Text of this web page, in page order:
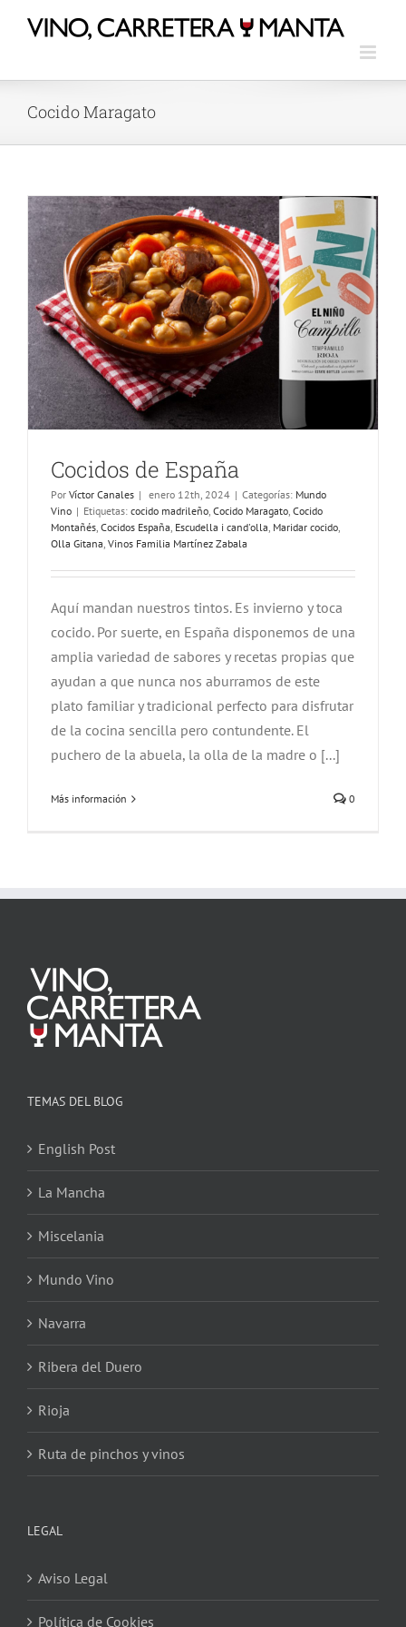
Cocido Maragato
Cocidos de España
Por Víctor Canales | enero 12th, 2024 | Categorías: Mundo
Vino | Etiquetas: cocido madrileño, Cocido Maragato, Cocido
Montañés, Cocidos España, Escudella i cand'olla, Maridar cocido,
Olla Gitana, Vinos Familia Martínez Zabala
Aquí mandan nuestros tintos. Es invierno y toca
cocido. Por suerte, en España disponemos de una
amplia variedad de sabores y recetas propias que
ayudan a que nunca nos aburramos de este
plato familiar y tradicional perfecto para disfrutar
de la cocina sencilla pero contundente. El
puchero de la abuela, la olla de la madre o [...]
Más información 0
TEMAS DEL BLOG
English Post
La Mancha
Miscelania
Mundo Vino
Navarra
Ribera del Duero
Rioja
Ruta de pinchos y vinos
LEGAL
Aviso Legal
Política de Cookies